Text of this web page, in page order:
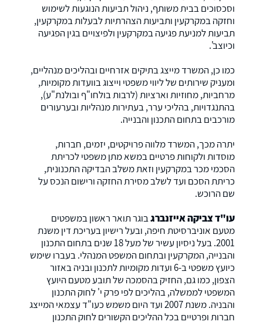
וסכסוכים בבית משותף, ניהול תביעות הנוגעות לשימוש
וחזקה במקרקעין ותביעות הצהרתיות לבעלות במקרקעין,
תביעות למניעת פגיעה במקרקעין ולפיצויים בגין הפגיעה
וכיוצב'.
כמו כן, המשרד מייצג בתיקים אזרחיים ובהליכים מנהליים,
ומעניק שירותים של ליווי משפטי וייצוג בוועדות מקומיות,
מרחביות, מחוזיות וארציות (לרבות בולחו"ף ובולנת"ע),
בהתנגדויות, בהליכי ערר, בעתירות מנהליות ובערעורים
מורכבים בתחום התכנון והבנייה.
יתרה מכך, המשרד מלווה פרויקטים, יזמים, חברות,
מוסדות ולקוחות פרטיים במשא מתן משפטי לכריתת
הסכמי מכר במקרקעין וזאת משלב הבדיקה התכנונית,
כריתת הסכם ועד לשלב מסירת החזקה ורישום הנכס על
שם הרוכש.
עו"ד צביקה אייזנברגבוגר תואר ראשון במשפטים
מטעם אוניברסיטת חיפה, ובעל רישיון בעריכת דין משנת
2001. בעל ניסיון עשיר של מעל 18 שנים בתחום התכנון
והבנייה, המקרקעין ובתחום המשפט המנהלי. בעברו שימש
כיועץ משפטי ב-6 ועדות מקומיות לתכנון ובניה באזור
הצפון, כמו גם, החזיק בהסמכה של תובע מטעם היועץ
המשפטי לממשלה, בהליכים לפי פרק י' לחוק התכנון
והבניה. משנת 2007 ועד היום משמש כעו"ד עצמאי המייצג
חברות ופרטיים בכל ההליכים הקשורים לחוק התכנון